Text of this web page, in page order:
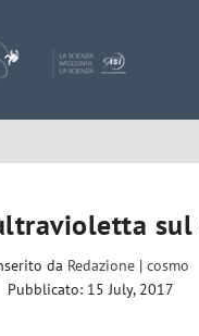
sul
da Redazione | cosmo
Pubblicato: 15 July, 2017